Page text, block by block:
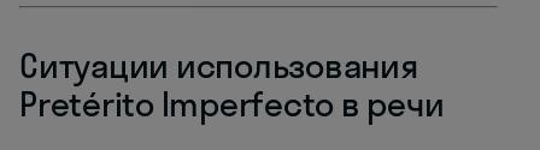
Ситуации использования
Pretérito Imperfecto в речи